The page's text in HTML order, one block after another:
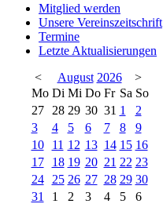
Mitglied werden
Unsere Vereinszeitschrift
Termine
Letzte Aktualisierungen
<
August 2026
>
Mo Di Mi Do Fr Sa So
27
28 29 30 31 1
2
3
4 5 6 7 8
9
10
11 12 13 14 15 16
17
18 19 20 21 22 23
24
25 26 27 28 29 30
31
1 2 3 4 5 6